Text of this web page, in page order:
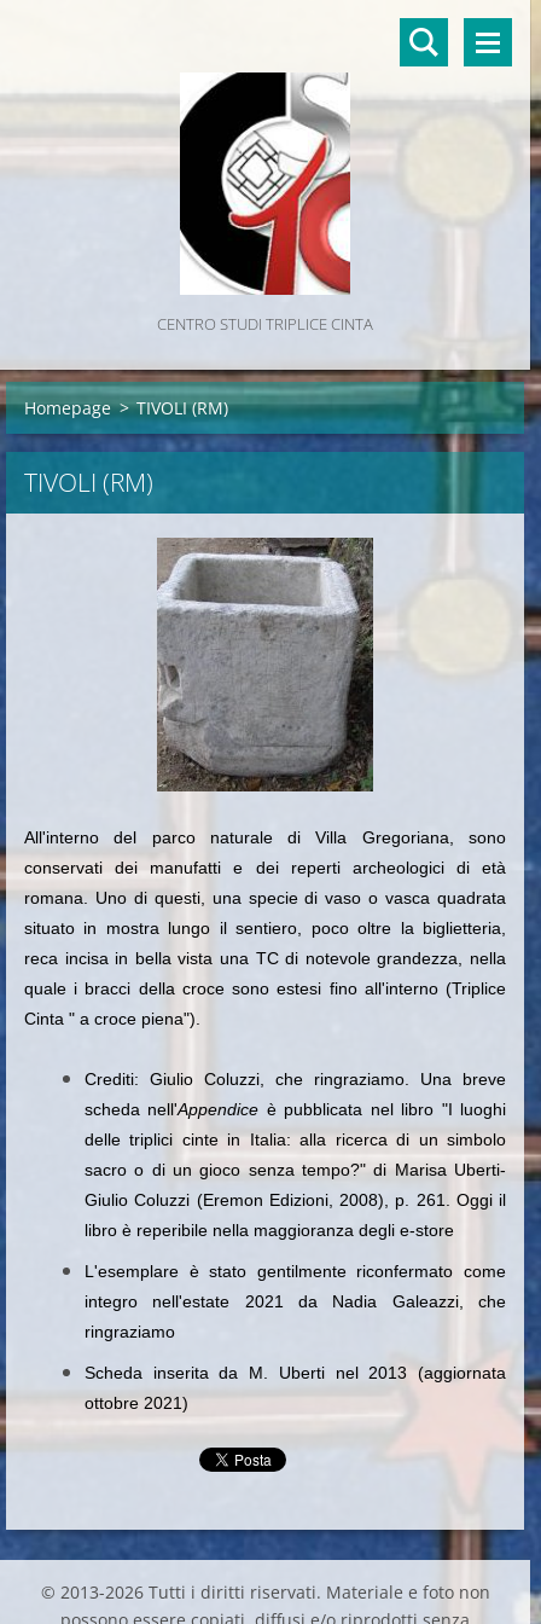
CENTRO STUDI TRIPLICE CINTA
Homepage > TIVOLI (RM)
TIVOLI (RM)
All'interno del parco naturale di Villa Gregoriana, sono
conservati dei manufatti e dei reperti archeologici di età
romana. Uno di questi, una specie di vaso o vasca quadrata
situato in mostra lungo il sentiero, poco oltre la biglietteria,
reca incisa in bella vista una TC di notevole grandezza, nella
quale i bracci della croce sono estesi fino all'interno (Triplice
Cinta " a croce piena").
Crediti: Giulio Coluzzi, che ringraziamo. Una breve
scheda nell'Appendice è pubblicata nel libro "I luoghi
delle triplici cinte in Italia: alla ricerca di un simbolo
sacro o di un gioco senza tempo?" di Marisa Uberti-
Giulio Coluzzi (Eremon Edizioni, 2008), p. 261. Oggi il
libro è reperibile nella maggioranza degli e-store
L'esemplare è stato gentilmente riconfermato come
integro nell'estate 2021 da Nadia Galeazzi, che
ringraziamo
Scheda inserita da M. Uberti nel 2013 (aggiornata
ottobre 2021)
© 2013-2026 Tutti i diritti riservati. Materiale e foto non